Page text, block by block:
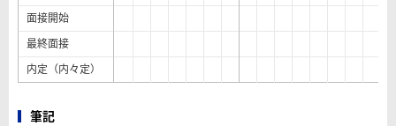
面接開始
最終面接
内定（内々定）
筆記